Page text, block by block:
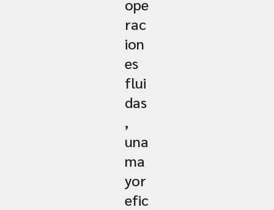
ope
rac
ion
es
flui
das
,
una
ma
yor
efic